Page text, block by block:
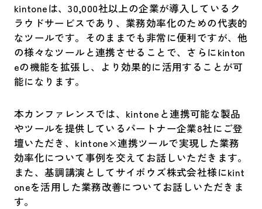
kintoneは、30,000社以上の企業が導入しているク
ラウドサービスであり、業務効率化のための代表的
なツールです。そのままでも非常に便利ですが、他
の様々なツールと連携させることで、さらにkinton
eの機能を拡張し、より効果的に活用することが可
能になります。
本カンファレンスでは、kintoneと連携可能な製品
やツールを提供しているパートナー企業8社にご登
壇いただき、kintone×連携ツールで実現した業務
効率化について事例を交えてお話しいただきます。
また、基調講演としてサイボウズ株式会社様にkint
oneを活用した業務改善についてお話しいただきま
す。